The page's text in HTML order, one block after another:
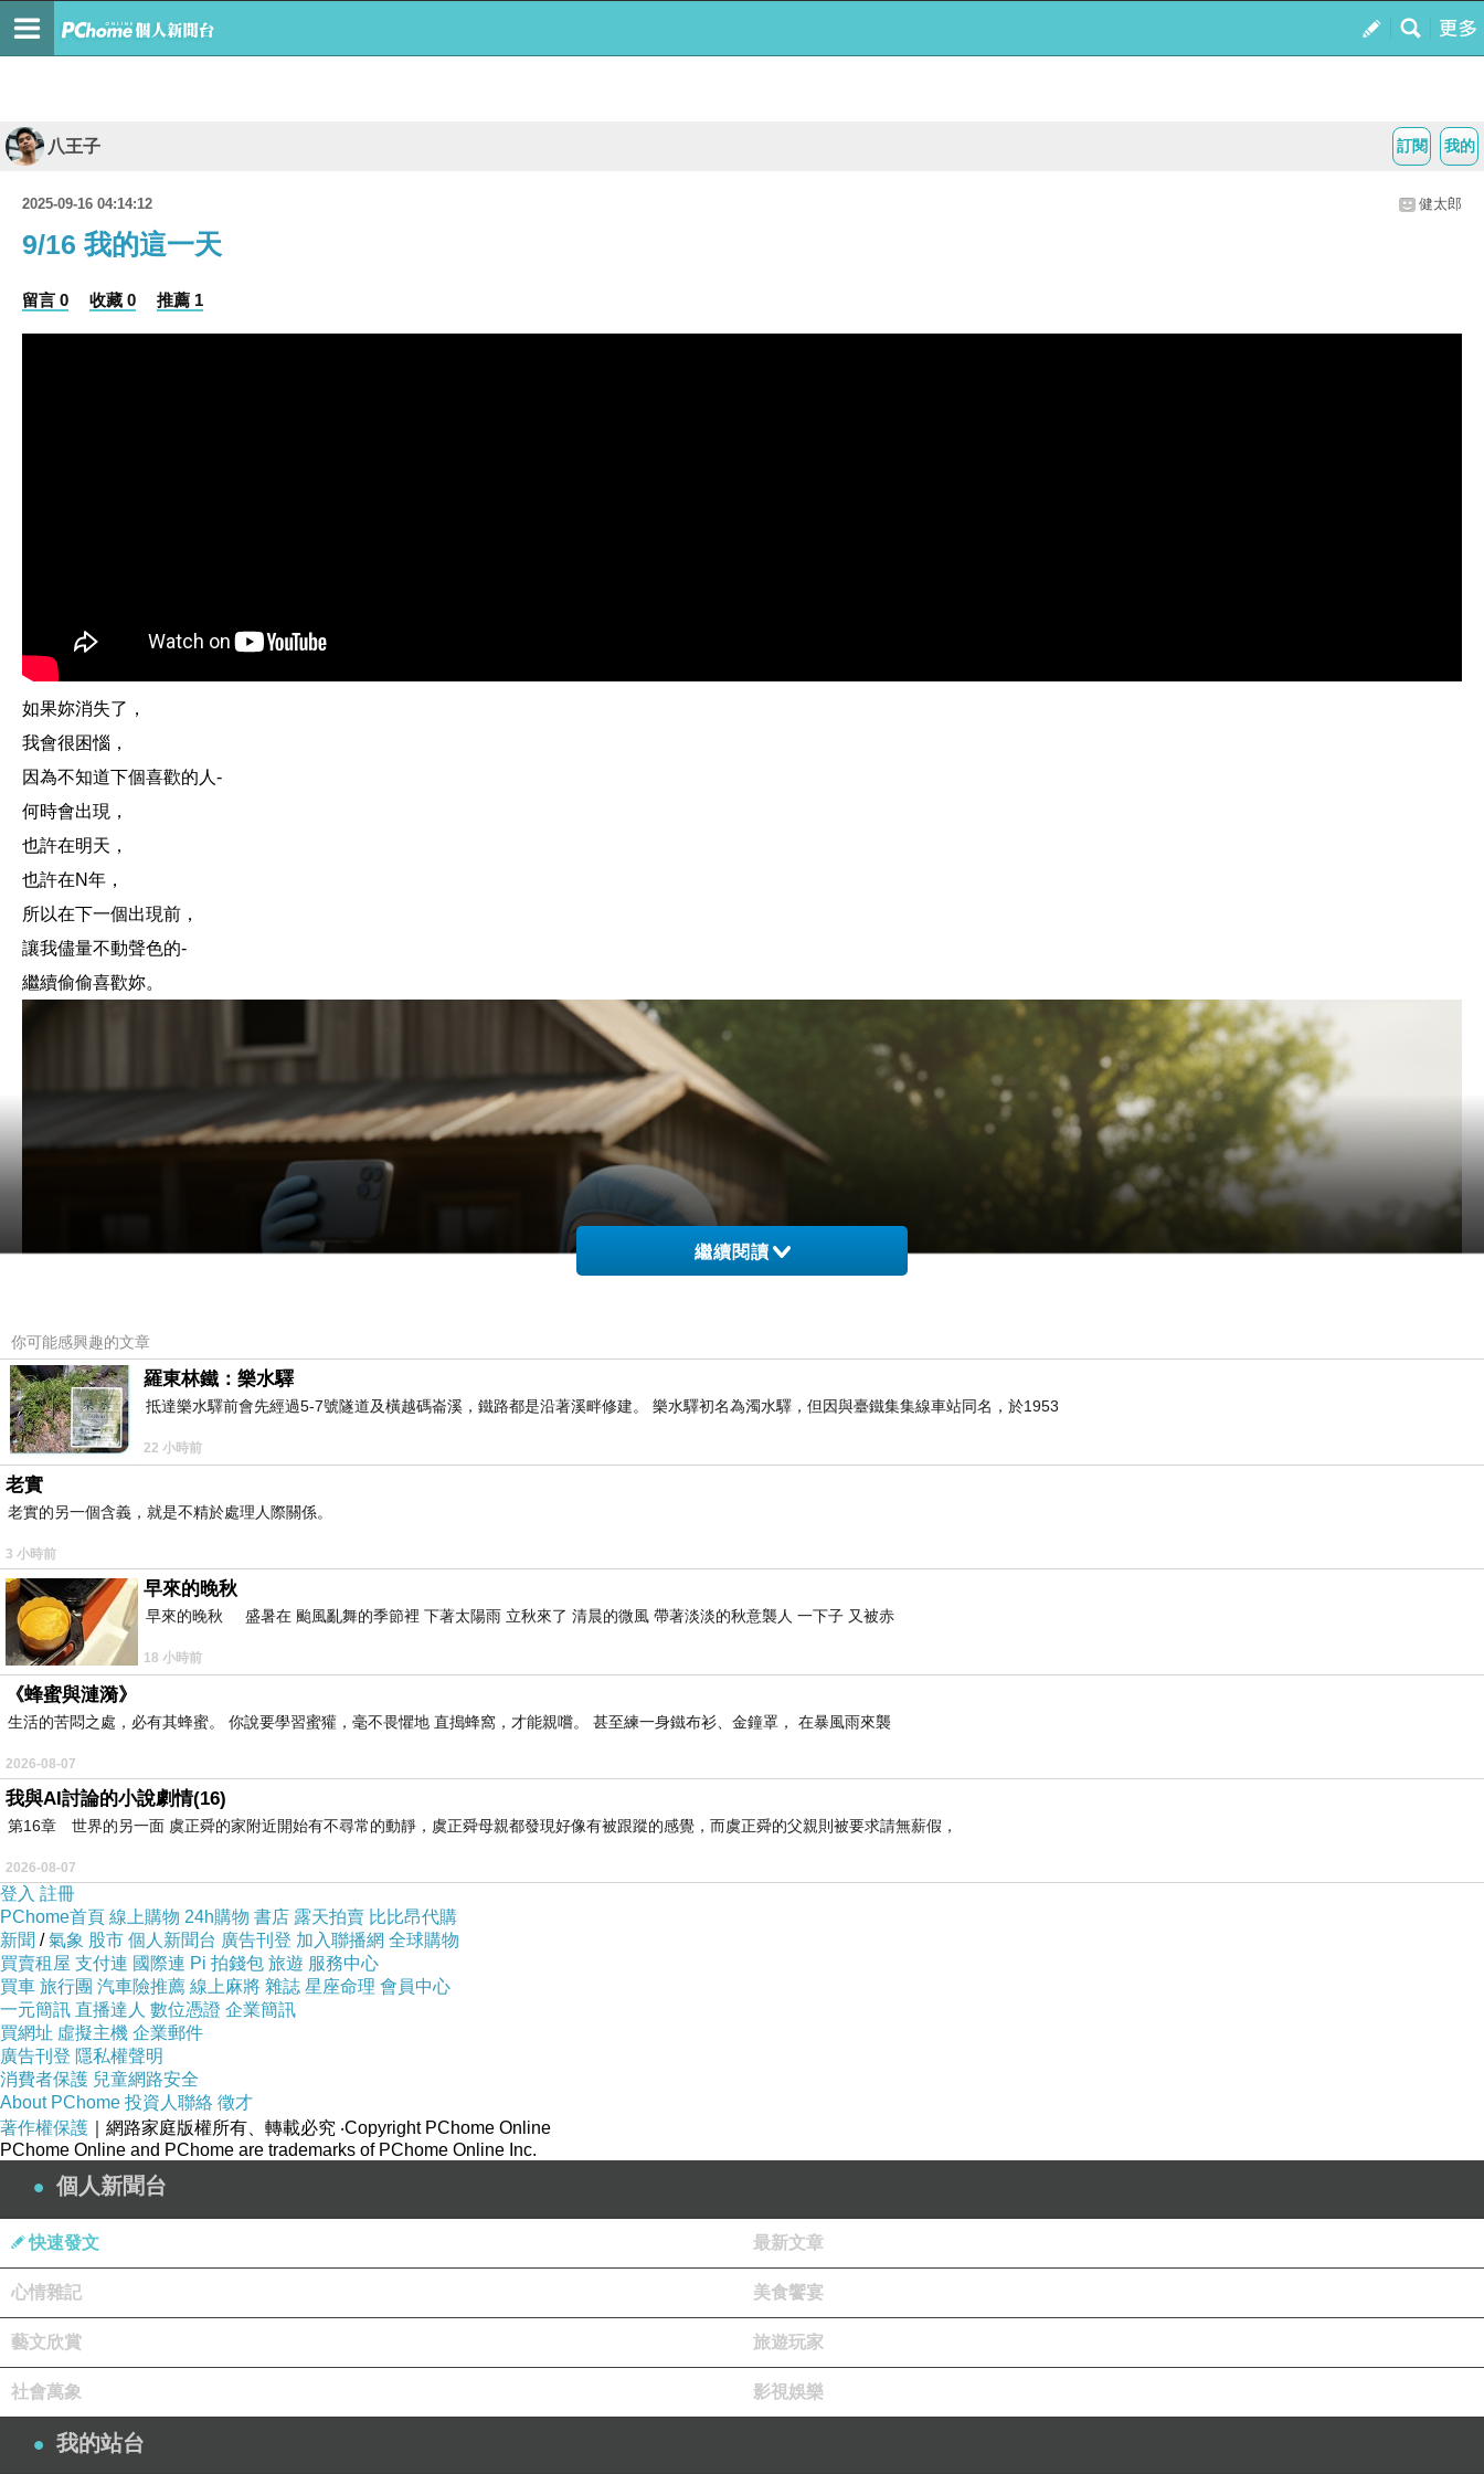
我的
訂閱
八王子
2025-09-16 04:14:12 健太郎
9/16 我的這一天
留言 0 收藏 0 推薦 1
如果妳消失了，
我會很困惱，
因為不知道下個喜歡的人-
何時會出現，
也許在明天，
也許在N年，
所以在下一個出現前，
讓我儘量不動聲色的-
繼續偷偷喜歡妳。
繼續閱讀
你可能感興趣的文章
羅東林鐵：樂水驛
抵達樂水驛前會先經過5-7號隧道及橫越碼崙溪，鐵路都是沿著溪畔修建。 樂水驛初名為濁水驛，但因與臺鐵集集線車站同名，於1953
22 小時前
老實
老實的另一個含義，就是不精於處理人際關係。
3 小時前
早來的晚秋
早來的晚秋 盛暑在 颱風亂舞的季節裡 下著太陽雨 立秋來了 清晨的微風 帶著淡淡的秋意襲人 一下子 又被赤
18 小時前
《蜂蜜與漣漪》
生活的苦悶之處，必有其蜂蜜。 你說要學習蜜獾，毫不畏懼地 直搗蜂窩，才能親嚐。 甚至練一身鐵布衫、金鐘罩， 在暴風雨來襲
2026-08-07
我與AI討論的小說劇情(16)
第16章 世界的另一面 虞正舜的家附近開始有不尋常的動靜，虞正舜母親都發現好像有被跟蹤的感覺，而虞正舜的父親則被要求請無薪假，
2026-08-07
登入 註冊
PChome首頁 線上購物 24h購物 書店 露天拍賣 比比昂代購
新聞 /氣象 股市 個人新聞台 廣告刊登 加入聯播網 全球購物
買賣租屋 支付連 國際連 Pi 拍錢包 旅遊 服務中心
買車 旅行團 汽車險推薦 線上麻將 雜誌 星座命理 會員中心
一元簡訊 直播達人 數位憑證 企業簡訊
買網址 虛擬主機 企業郵件
廣告刊登 隱私權聲明
消費者保護 兒童網路安全
About PChome 投資人聯絡 徵才
著作權保護 ｜網路家庭版權所有、轉載必究 ‧Copyright PChome Online
PChome Online and PChome are trademarks of PChome Online Inc.
個人新聞台
快速發文 最新文章
心情雜記 美食饗宴
藝文欣賞 旅遊玩家
社會萬象 影視娛樂
我的站台